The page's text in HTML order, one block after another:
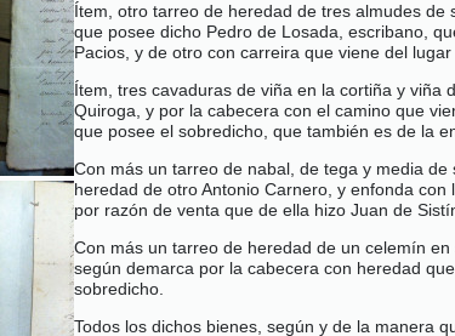
Ítem, otro tarreo de heredad de tres almudes de
que posee dicho Pedro de Losada, escribano,
Pacios, y de otro con carreira que viene del
Ítem, tres cavaduras de viña en la cortiña y viña
Quiroga, y por la cabecera con el camino que
que posee el sobredicho, que también es de la
Con más un tarreo de nabal, de tega y media
heredad de otro Antonio Carnero, y enfonda
por razón de venta que de ella hizo Juan de
Con más un tarreo de heredad de un celemín
según demarca por la cabecera con heredad
sobredicho.
Todos los dichos bienes, según y de la manera